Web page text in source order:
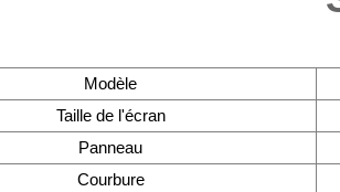
Modèle
Taille de l'écran
Panneau
Courbure